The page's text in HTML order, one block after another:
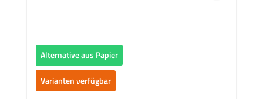
Alternative aus Papier
Varianten verfügbar